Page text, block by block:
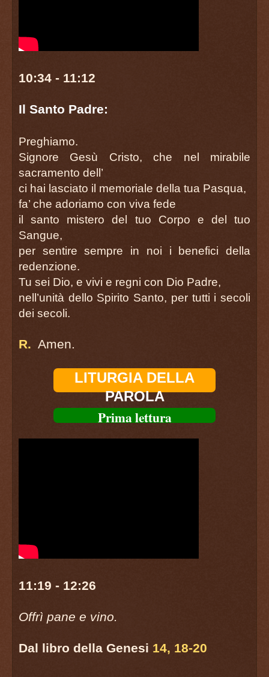
10:34 - 11:12
Il Santo Padre:
Preghiamo.
Signore Gesù Cristo, che nel mirabile
sacramento dell’
ci hai lasciato il memoriale della tua Pasqua,
fa’ che adoriamo con viva fede
il santo mistero del tuo Corpo e del tuo
Sangue,
per sentire sempre in noi i benefici della
redenzione.
Tu sei Dio, e vivi e regni con Dio Padre,
nell’unità dello Spirito Santo, per tutti i secoli
dei secoli.
R. Amen.
LITURGIA DELLA
PAROLA
Prima lettura
11:19 - 12:26
Offrì pane e vino.
Dal libro della Genesi 14, 18-20